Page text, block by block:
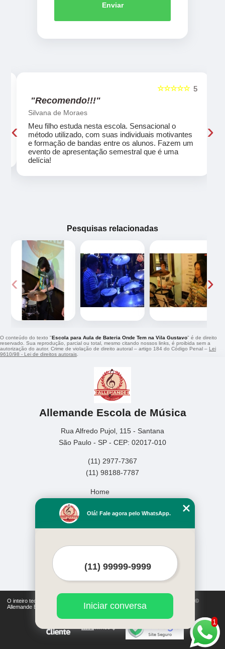
Enviar
5
☆☆☆☆☆
"Recomendo!!!"
Silvana de Moraes
Meu filho estuda nesta escola. Sensacional o
método utilizado, com suas individuais motivantes
e formação de bandas entre os alunos. Fazem um
evento de apresentação semestral que é uma
delícia!
‹ ›
Pesquisas relacionadas
‹ ›
O conteúdo do texto "Escola para Aula de Bateria Onde Tem na Vila Gustavo" é de direito
reservado. Sua reprodução, parcial ou total, mesmo citando nossos links, é proibida sem a
autorização do autor. Crime de violação de direito autoral – artigo 184 do Código Penal – Lei
9610/98 - Lei de direitos autorais
Allemande Escola de Música
Rua Alfredo Pujol, 115 - Santana
São Paulo - SP - CEP: 02017-010
(11) 2977-7367
(11) 98188-7787
Home
Missão
O inteiro teor deste site está sujeito à proteção de direitos autorais. Copyright©
Allemande Escola de Música (Lei 9610 de 19/02/1998)
1
Olá! Fale agora pelo WhatsApp.
Iniciar conversa